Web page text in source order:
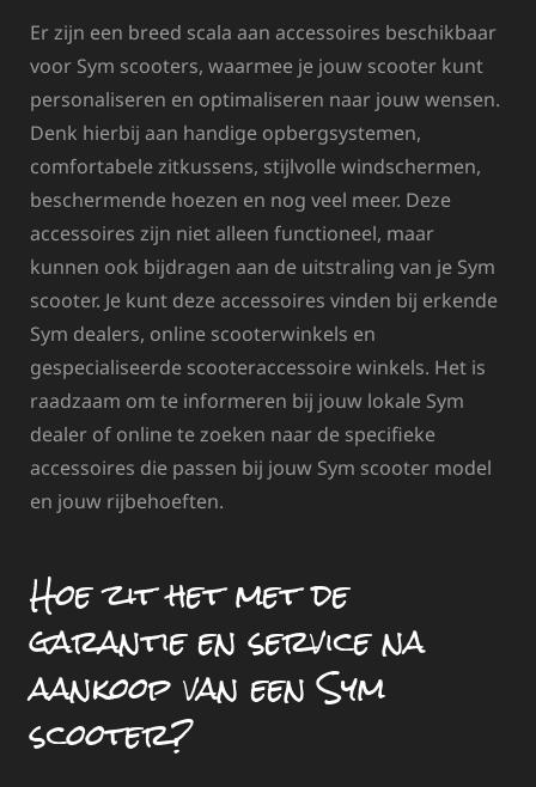
Er zijn een breed scala aan accessoires beschikbaar
voor Sym scooters, waarmee je jouw scooter kunt
personaliseren en optimaliseren naar jouw wensen.
Denk hierbij aan handige opbergsystemen,
comfortabele zitkussens, stijlvolle windschermen,
beschermende hoezen en nog veel meer. Deze
accessoires zijn niet alleen functioneel, maar
kunnen ook bijdragen aan de uitstraling van je Sym
scooter. Je kunt deze accessoires vinden bij erkende
Sym dealers, online scooterwinkels en
gespecialiseerde scooteraccessoire winkels. Het is
raadzaam om te informeren bij jouw lokale Sym
dealer of online te zoeken naar de specifieke
accessoires die passen bij jouw Sym scooter model
en jouw rijbehoeften.
Hoe zit het met de
garantie en service na
aankoop van een Sym
scooter?